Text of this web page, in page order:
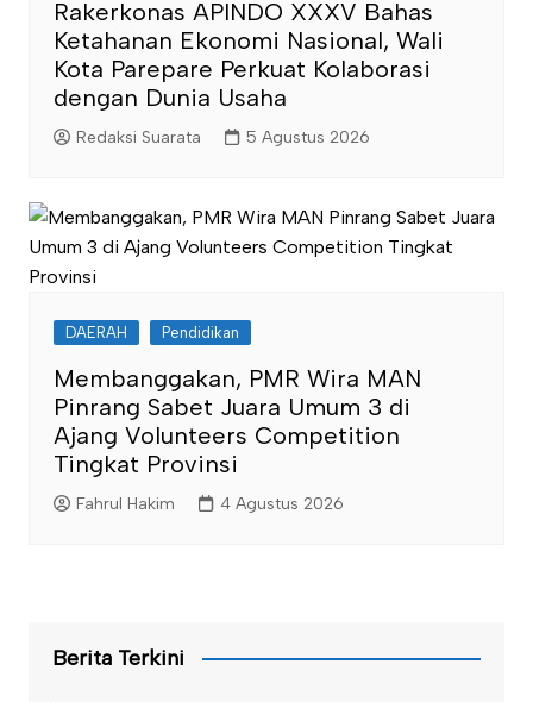
Rakerkonas APINDO XXXV Bahas
Ketahanan Ekonomi Nasional, Wali
Kota Parepare Perkuat Kolaborasi
dengan Dunia Usaha
Redaksi Suarata 5 Agustus 2026
DAERAH Pendidikan
Membanggakan, PMR Wira MAN
Pinrang Sabet Juara Umum 3 di
Ajang Volunteers Competition
Tingkat Provinsi
Fahrul Hakim 4 Agustus 2026
Berita Terkini